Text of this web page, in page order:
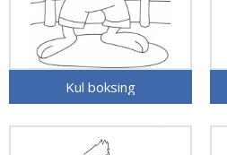
Kul boksing